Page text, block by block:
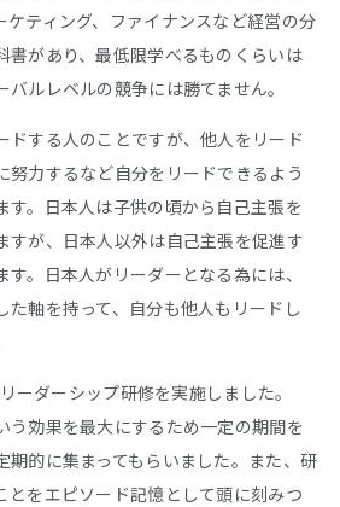
ケティング、ファイナンスなど経営の分
書があり、最低限学べるものくらいは
ルレベルの競争には勝てません。
ドする人のことですが、他人をリード
努力するなど自分をリードできるよう
す。日本人は子供の頃から自己主張を
すが、日本人以外は自己主張を促進す
。日本人がリーダーとなる為には、
た軸を持って、自分も他人もリードし
ーダーシップ研修を実施しました。
う効果を最大にするため一定の期間を
期的に集まってもらいました。また、研
とをエピソード記憶として頭に刻みつ